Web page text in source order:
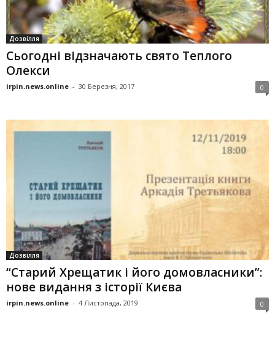
Дозвілля
Сьогодні відзначають свято Теплого
Олекси
irpin.news.online - 30 Березня, 2017 0
Дозвілля
“Старий Хрещатик і його домовласники”:
нове видання з історії Києва
irpin.news.online - 4 Листопада, 2019 0